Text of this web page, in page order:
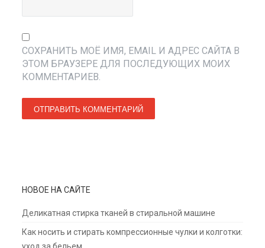
СОХРАНИТЬ МОЁ ИМЯ, EMAIL И АДРЕС САЙТА В
ЭТОМ БРАУЗЕРЕ ДЛЯ ПОСЛЕДУЮЩИХ МОИХ
КОММЕНТАРИЕВ.
НОВОЕ НА САЙТЕ
Деликатная стирка тканей в стиральной машине
Как носить и стирать компрессионные чулки и колготки: